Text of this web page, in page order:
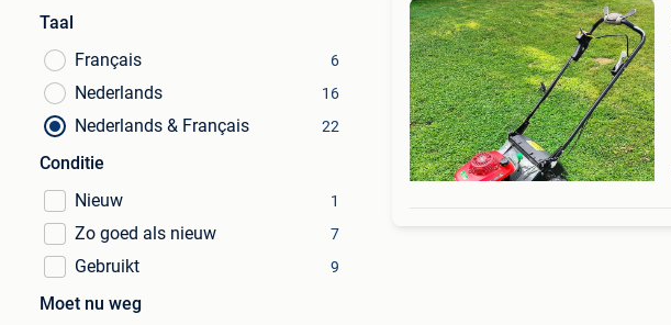
Taal
Français
6
Nederlands 16
Nederlands & Français 22
Conditie
Nieuw
1
Zo goed als nieuw 7
Gebruikt 9
Moet nu weg